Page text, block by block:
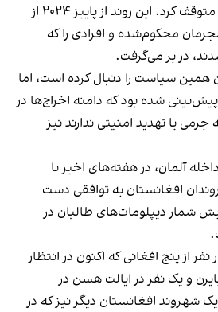
شهروندان افغانستان را متوقف کرد. این روند از پاییز ۲۰۲۴ از
محکوم‌شده و افرادی را که
در بر می‌گرفت.
همین سیاست را دنبال کرده است، اما
پیش‌بینی شده بود که دامنه اخراج‌ها در
جرمی یا تهدید امنیتی ندارند نیز
آلمان، در هفته‌های اخیر با
افغانستان به توافقی دست
شمار دیپلومات‌های طالبان در
از پنج افغانی که اکنون در انتظار
و یک نفر در ایالت هسن در
شهروند افغانستان دیگر نیز که در